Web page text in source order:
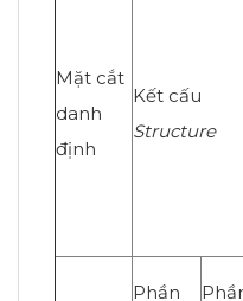
Mặt cắt
danh
định
Kết cấu
Structure
Phần